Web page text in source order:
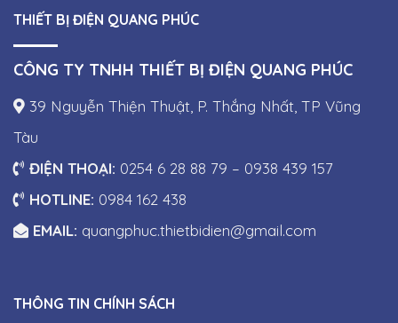
THIẾT BỊ ĐIỆN QUANG PHÚC
CÔNG TY TNHH THIẾT BỊ ĐIỆN QUANG PHÚC
39 Nguyễn Thiện Thuật, P. Thắng Nhất, TP Vũng
Tàu
ĐIỆN THOẠI: 0254 6 28 88 79 – 0938 439 157
HOTLINE: 0984 162 438
EMAIL: quangphuc.thietbidien@gmail.com
THÔNG TIN CHÍNH SÁCH